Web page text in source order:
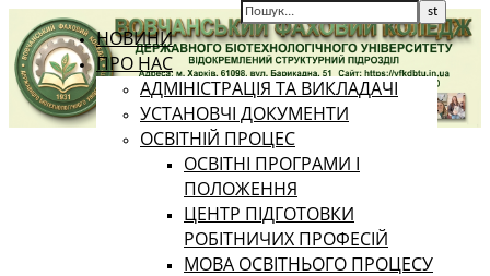
НОВИНИ
ПРО НАС
АДМІНІСТРАЦІЯ ТА ВИКЛАДАЧІ
УСТАНОВЧІ ДОКУМЕНТИ
ОСВІТНІЙ ПРОЦЕС
ОСВІТНІ ПРОГРАМИ І
ПОЛОЖЕННЯ
ЦЕНТР ПІДГОТОВКИ
РОБІТНИЧИХ ПРОФЕСІЙ
МОВА ОСВІТНЬОГО ПРОЦЕСУ